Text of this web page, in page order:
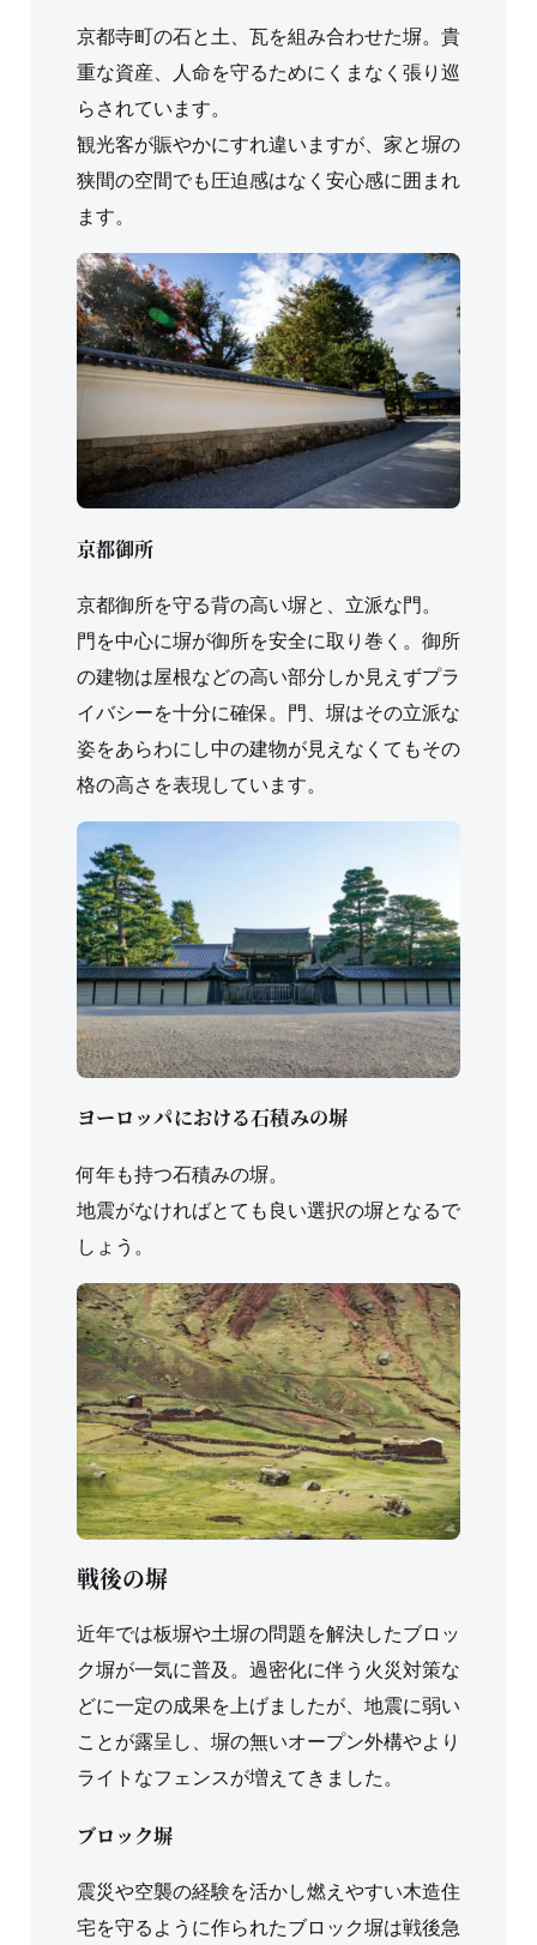
京都寺町の石と土、瓦を組み合わせた塀。貴
重な資産、人命を守るためにくまなく張り巡
らされています。
観光客が賑やかにすれ違いますが、家と塀の
狭間の空間でも圧迫感はなく安心感に囲まれ
ます。
京都御所
京都御所を守る背の高い塀と、立派な門。
門を中心に塀が御所を安全に取り巻く。御所
の建物は屋根などの高い部分しか見えずプラ
イバシーを十分に確保。門、塀はその立派な
姿をあらわにし中の建物が見えなくてもその
格の高さを表現しています。
ヨーロッパにおける石積みの塀
何年も持つ石積みの塀。
地震がなければとても良い選択の塀となるで
しょう。
戦後の塀
近年では板塀や土塀の問題を解決したブロッ
ク塀が一気に普及。過密化に伴う火災対策な
どに一定の成果を上げましたが、地震に弱い
ことが露呈し、塀の無いオープン外構やより
ライトなフェンスが増えてきました。
ブロック塀
震災や空襲の経験を活かし燃えやすい木造住
宅を守るように作られたブロック塀は戦後急